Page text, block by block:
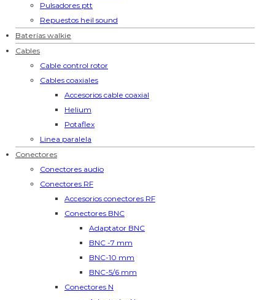
Pulsadores ptt
Repuestos heil sound
Baterías walkie
Cables
Cable control rotor
Cables coaxiales
Accesorios cable coaxial
Helium
Potaflex
Linea paralela
Conectores
Conectores audio
Conectores RF
Accesorios conectores RF
Conectores BNC
Adaptator BNC
BNC -7 mm
BNC-10 mm
BNC-5/6 mm
Conectores N